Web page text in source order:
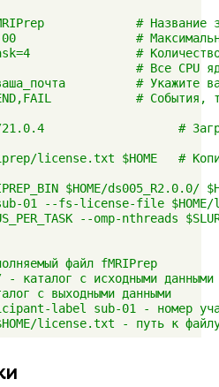
# Название
#
# Количество
# Все CPU
# Укажите
# События,
21.0.4                   #
license.txt $HOME   #
$HOME/
01 --fs-license-file
--omp-nthreads
файл fMRIPrep
- каталог с исходными данными
с выходными данными
label sub-01 - номер
license.txt - путь к файлу